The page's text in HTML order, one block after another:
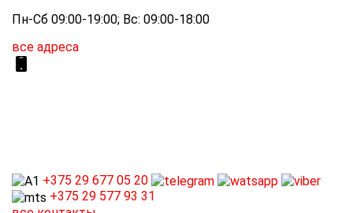
Пн-Сб 09:00-19:00; Вс: 09:00-18:00
все адреса
+375 29 677 05 20
+375 29 577 93 31